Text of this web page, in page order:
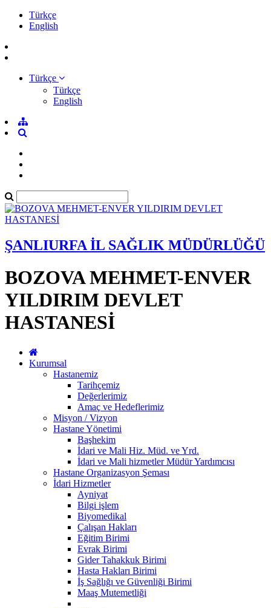
Türkçe
English
Türkçe
Türkçe
English
ŞANLIURFA İL SAĞLIK MÜDÜRLÜĞÜ
BOZOVA MEHMET-ENVER
YILDIRIM DEVLET
HASTANESİ
Kurumsal
Hastanemiz
Tarihçemiz
Değerlerimiz
Amaç ve Hedeflerimiz
Misyon / Vizyon
Hastane Yönetimi
Başhekim
İdari ve Mali Hiz. Müd. ve Yrd.
İdari ve Mali hizmetler Müdür Yardımcısı
Hastane Organizasyon Şeması
İdari Hizmetler
Ayniyat
Bilgi işlem
Biyomedikal
Çalışan Hakları
Eğitim Birimi
Evrak Birimi
Gider Tahakkuk Birimi
Hasta Hakları Birimi
İş Sağlığı ve Güvenliği Birimi
Maaş Mutemetliği